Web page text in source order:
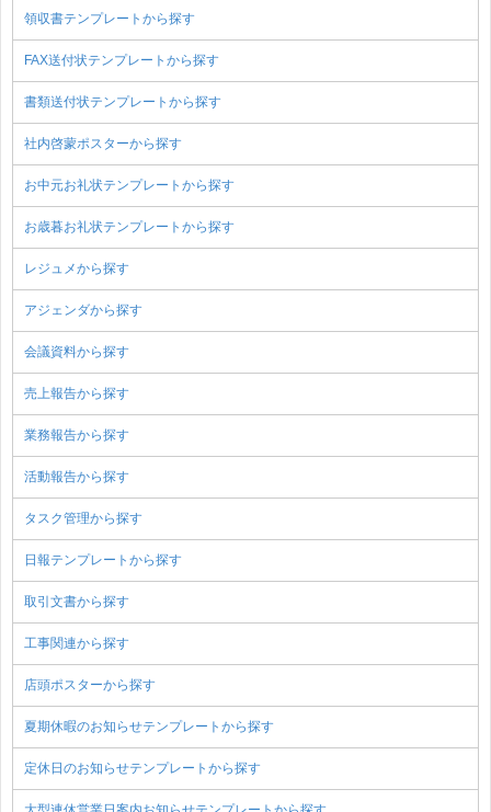
領収書テンプレートから探す
FAX送付状テンプレートから探す
書類送付状テンプレートから探す
社内啓蒙ポスターから探す
お中元お礼状テンプレートから探す
お歳暮お礼状テンプレートから探す
レジュメから探す
アジェンダから探す
会議資料から探す
売上報告から探す
業務報告から探す
活動報告から探す
タスク管理から探す
日報テンプレートから探す
取引文書から探す
工事関連から探す
店頭ポスターから探す
夏期休暇のお知らせテンプレートから探す
定休日のお知らせテンプレートから探す